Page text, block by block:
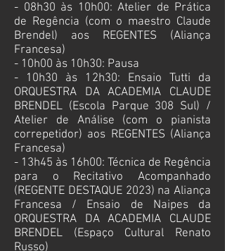
- 08h30 às 10h00: Atelier de Prática
de Regência (com o maestro Claude
Brendel) aos REGENTES (Aliança
Francesa)
- 10h00 às 10h30: Pausa
- 10h30 às 12h30: Ensaio Tutti da
ORQUESTRA DA ACADEMIA CLAUDE
BRENDEL (Escola Parque 308 Sul) /
Atelier de Análise (com o pianista
correpetidor) aos REGENTES (Aliança
Francesa)
- 13h45 às 16h00: Técnica de Regência
para o Recitativo Acompanhado
(REGENTE DESTAQUE 2023) na Aliança
Francesa / Ensaio de Naipes da
ORQUESTRA DA ACADEMIA CLAUDE
BRENDEL (Espaço Cultural Renato
Russo)